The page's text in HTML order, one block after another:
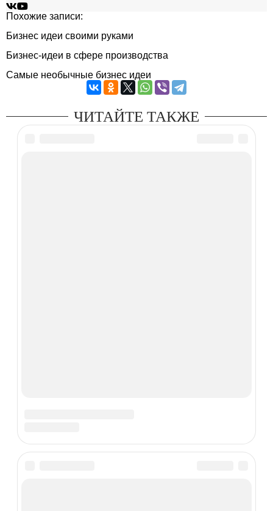
Похожие записи:
Бизнес идеи своими руками
Бизнес-идеи в сфере производства
Самые необычные бизнес идеи
ЧИТАЙТЕ ТАКЖЕ